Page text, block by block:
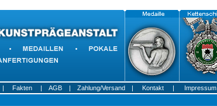
| Fakten | AGB | Zahlung/Versand | Kontakt | Impressum